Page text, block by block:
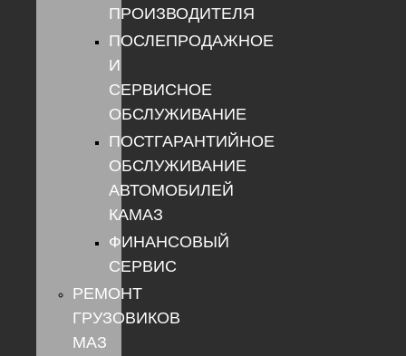
ПРОИЗВОДИТЕЛЯ
ПОСЛЕПРОДАЖНОЕ
И
СЕРВИСНОЕ
ОБСЛУЖИВАНИЕ
ПОСТГАРАНТИЙНОЕ
ОБСЛУЖИВАНИЕ
АВТОМОБИЛЕЙ
КАМАЗ
ФИНАНСОВЫЙ
СЕРВИС
РЕМОНТ
ГРУЗОВИКОВ
МАЗ